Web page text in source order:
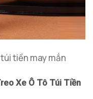
tiền may mắn
Xe Ô Tô Túi Tiền